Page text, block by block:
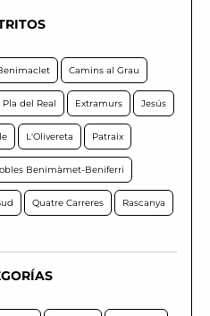
Camins al Grau
Pla del Real Extramurs Jesús
L'Olivereta Patraix
Benimàmet-Beniferri
Quatre Carreres Rascanya